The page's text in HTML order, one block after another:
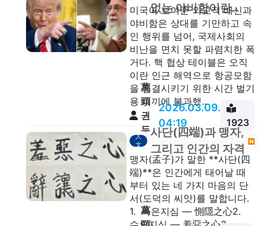
없는 야비함이란..
미국이 보여준 외교적 배신과
야비함은 상대를 기만하고 속
인 행위를 넘어, 국제사회의
비난을 면치 못할 파렴치한 폭
거다. 핵 협상 테이블은 오직
이란 인근 해역으로 항공모함
을 집결시키기 위한 시간 벌기
용 미끼에 불과했...
萬
頭
권
두
안
2026.03.09.
04:19
1923
人
文
사단(四端)과 맹자,
그리고 인간의 자격
맹자(孟子)가 말한 **사단(四
端)**은 인간에게 태어날 때
부터 있는 네 가지 마음의 단
서(도덕의 씨앗)를 말합니다.
1. 측은지심 — 惻隱之心2.
萬